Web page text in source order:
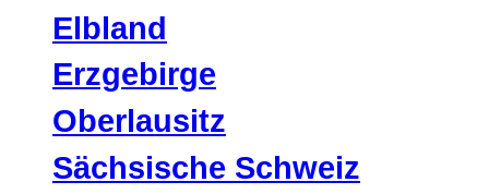
Elbland
Erzgebirge
Oberlausitz
Sächsische Schweiz